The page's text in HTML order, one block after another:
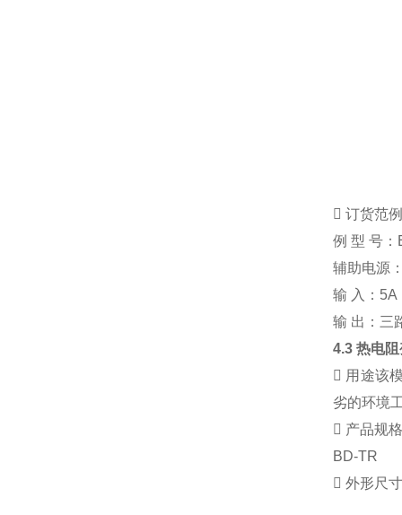
订货范
例型号：
辅助电源
输 入： 5A
输 出：三
4.3热电
 用途该
劣的环境
 产品规
BD-TR
外形尺